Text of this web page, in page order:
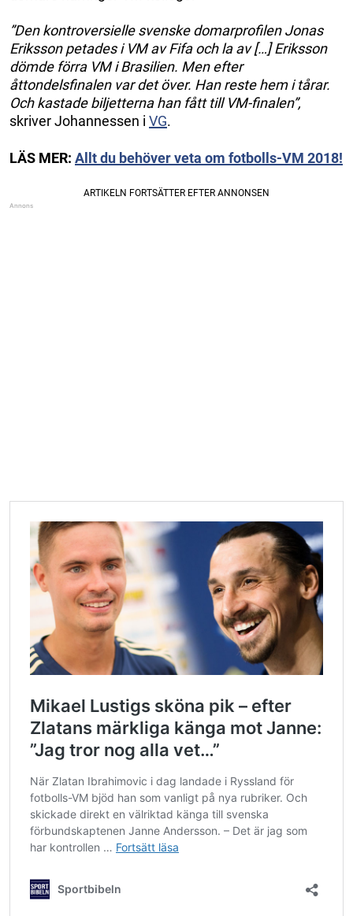
”Den kontroversielle svenske domarprofilen Jonas
Eriksson petades i VM av Fifa och la av […]Eriksson
dömde förra VM i Brasilien. Men efter
åttondelsfinalen var det över. Han reste hem i tårar.
Och kastade biljetterna han fått till VM-finalen”,
skriver Johannessen i VG.
LÄS MER: Allt du behöver veta om fotbolls-VM 2018!